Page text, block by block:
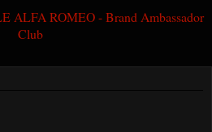
ALFA ROMEO - Brand Ambassador
Club